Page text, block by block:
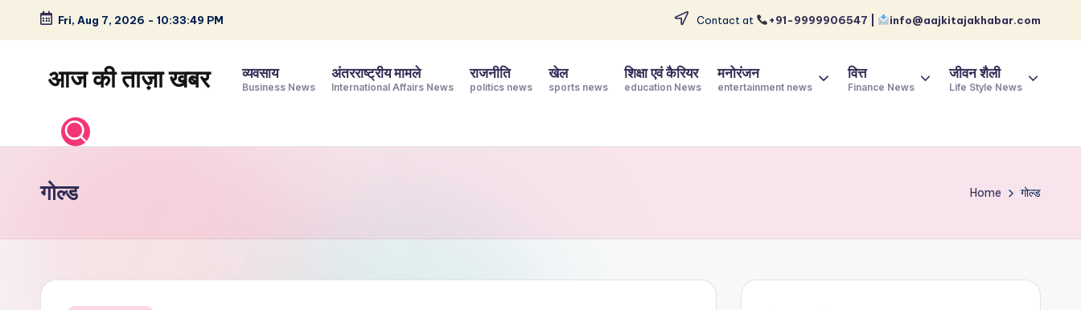
Skip
content
Fri, Aug 7, 2026 - 10:33:50 PM Contact at +91-9999906547 | info@aajkitajakhabar.com
आज की ताज़ा खबर
समाचार
–
व्यवसाय
Business News
अंतरराष्ट्रीय मामले
International Affairs News
राजनीति
politics news
खेल
sports news
शिक्षा एवं कैरियर
education News
मनोरंजन
entertainment news
वित्त
Finance News
जीवन शैली
Life Style News
गोल्ड Home गोल्ड